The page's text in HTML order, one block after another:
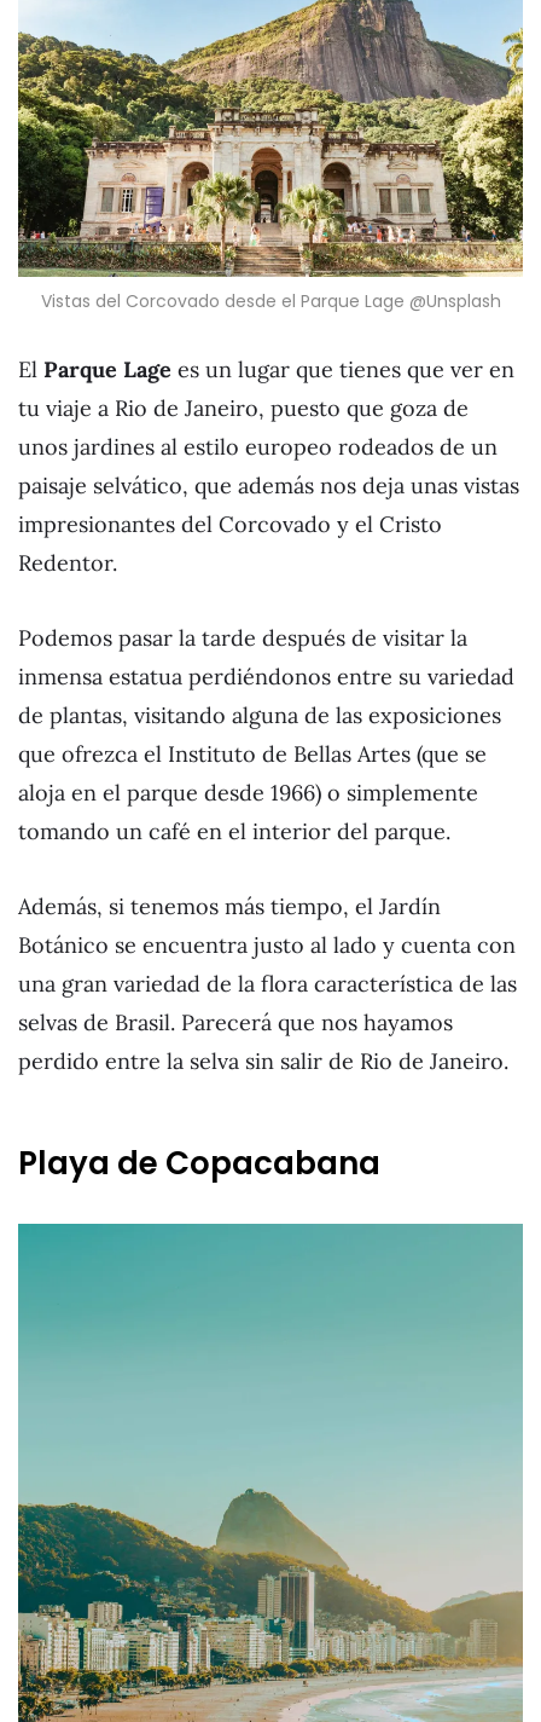
Vistas del Corcovado desde el Parque Lage @Unsplash
El Parque Lage es un lugar que tienes que ver en
tu viaje a Rio de Janeiro, puesto que goza de
unos jardines al estilo europeo rodeados de un
paisaje selvático, que además nos deja unas vistas
impresionantes del Corcovado y el Cristo
Redentor.
Podemos pasar la tarde después de visitar la
inmensa estatua perdiéndonos entre su variedad
de plantas, visitando alguna de las exposiciones
que ofrezca el Instituto de Bellas Artes (que se
aloja en el parque desde 1966) o simplemente
tomando un café en el interior del parque.
Además, si tenemos más tiempo, el Jardín
Botánico se encuentra justo al lado y cuenta con
una gran variedad de la flora característica de las
selvas de Brasil. Parecerá que nos hayamos
perdido entre la selva sin salir de Rio de Janeiro.
Playa de Copacabana